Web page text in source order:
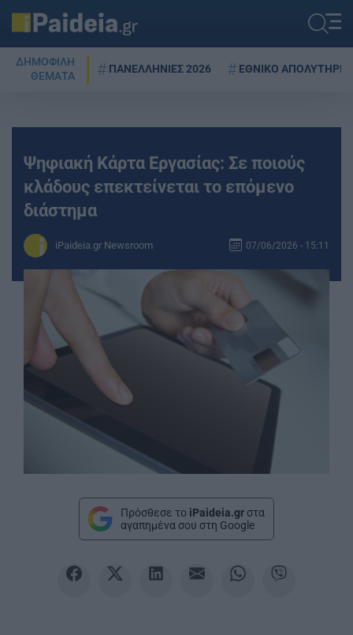
ΔΗΜΟΦΙΛΗ
ΘΕΜΑΤΑ
ΠΑΝΕΛΛΗΝΙΕΣ 2026 ΕΘΝΙΚΟ ΑΠΟΛΥΤΗΡΙΟ
Ψηφιακή Κάρτα Εργασίας: Σε ποιούς
κλάδους επεκτείνεται το επόμενο
διάστημα
iPaideia.gr Newsroom 07/06/2026 - 15:11
Πρόσθεσε το iPaideia.gr στα
αγαπημένα σου στη Google